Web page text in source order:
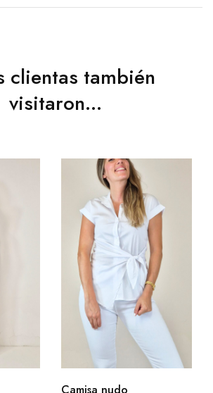
clientas también
visitaron...